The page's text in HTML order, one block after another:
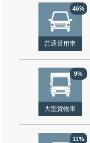
46%
普通乗用車
9%
大型貨物車
11%